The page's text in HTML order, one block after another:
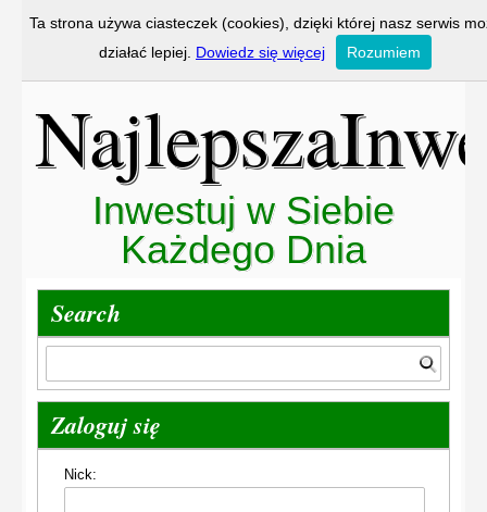
Inwestuj w Siebie
Każdego Dnia
Search
Zaloguj się
Nick:
Ta strona używa ciasteczek (cookies), dzięki której nasz serwis
działać lepiej. Dowiedz się więcej Rozumiem